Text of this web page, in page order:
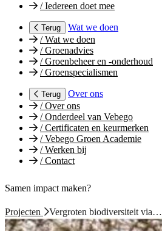
/Iedereen doet mee
Terug
Wat we doen
/Wat we doen
/Groenadvies
/Groenbeheer en -onderhoud
/Groenspecialismen
Terug
Over ons
/Over ons
/Onderdeel van Vebego
/Certificaten en keurmerken
/Vebego Groen Academie
/Werken bij
/Contact
Samen impact maken?
Projecten Vergroten biodiversiteit via…